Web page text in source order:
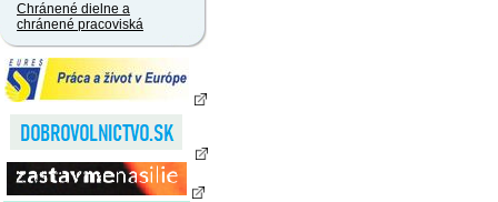
Chránené dielne a
chránené pracoviská